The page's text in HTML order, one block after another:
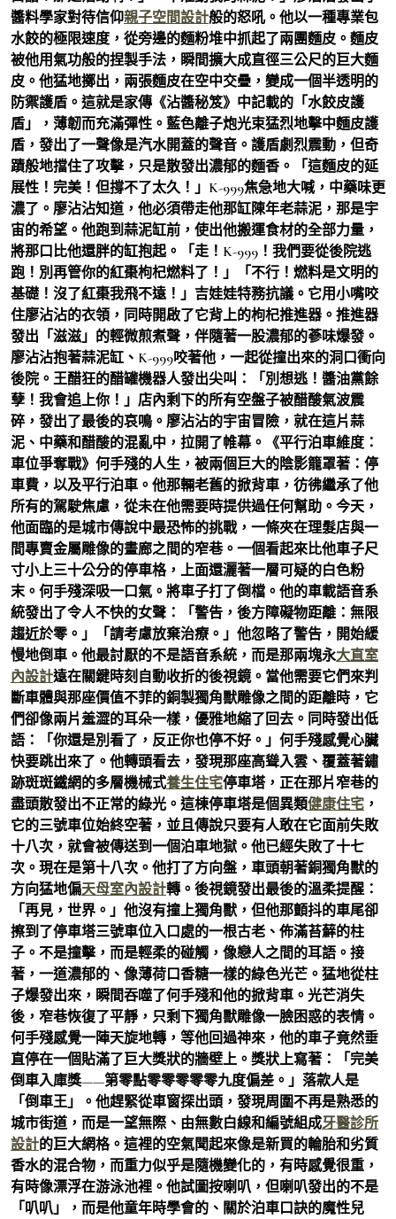
醬料學家對待信仰親子空間設計般的怒吼。他以一種專業包
水餃的極限速度，從旁邊的麵粉堆中抓起了兩團麵皮。麵皮
被他用氣功般的捏製手法，瞬間擴大成直徑三公尺的巨大麵
皮。他猛地擲出，兩張麵皮在空中交疊，變成一個半透明的
防禦護盾。這就是家傳《沾醬秘笈》中記載的「水餃皮護
盾」，薄韌而充滿彈性。藍色離子炮光束猛烈地擊中麵皮護
盾，發出了一聲像是汽水開蓋的聲音。護盾劇烈震動，但奇
蹟般地擋住了攻擊，只是散發出濃郁的麵香。「這麵皮的延
展性！完美！但撐不了太久！」K-999焦急地大喊，中藥味更
濃了。廖沾沾知道，他必須帶走他那缸陳年老蒜泥，那是宇
宙的希望。他跑到蒜泥缸前，使出他搬運食材的全部力量，
將那口比他還胖的缸抱起。「走！K-999！我們要從後院逃
跑！別再管你的紅棗枸杞燃料了！」「不行！燃料是文明的
基礎！沒了紅棗我飛不遠！」吉娃娃特務抗議。它用小嘴咬
住廖沾沾的衣領，同時開啟了它背上的枸杞推進器。推進器
發出「滋滋」的輕微煎煮聲，伴隨著一股濃郁的蔘味爆發。
廖沾沾抱著蒜泥缸、K-999咬著他，一起從撞出來的洞口衝向
後院。王醋狂的醋罐機器人發出尖叫：「別想逃！醬油黨餘
孽！我會追上你！」店內剩下的所有空盤子被醋酸氣波震
碎，發出了最後的哀鳴。廖沾沾的宇宙冒險，就在這片蒜
泥、中藥和醋酸的混亂中，拉開了帷幕。《平行泊車維度：
車位爭奪戰》何手殘的人生，被兩個巨大的陰影籠罩著：停
車費，以及平行泊車。他那輛老舊的掀背車，彷彿繼承了他
所有的駕駛焦慮，從未在他需要時提供過任何幫助。今天，
他面臨的是城市傳說中最恐怖的挑戰，一條夾在理髮店與一
間專賣金屬雕像的畫廊之間的窄巷。一個看起來比他車子尺
寸小上三十公分的停車格，上面還灑著一層可疑的白色粉
末。何手殘深吸一口氣。將車子打了倒檔。他的車載語音系
統發出了令人不快的女聲：「警告，後方障礙物距離：無限
趨近於零。」「請考慮放棄治療。」他忽略了警告，開始緩
慢地倒車。他最討厭的不是語音系統，而是那兩塊永大直室
內設計遠在關鍵時刻自動收折的後視鏡。當他需要它們來判
斷車體與那座價值不菲的銅製獨角獸雕像之間的距離時，它
們卻像兩片羞澀的耳朵一樣，優雅地縮了回去。同時發出低
語：「你還是別看了，反正你也停不好。」何手殘感覺心臟
快要跳出來了。他轉頭看去，發現那座高聳入雲、覆蓋著鏽
跡斑斑鐵網的多層機械式養生住宅停車塔，正在那片窄巷的
盡頭散發出不正常的綠光。這棟停車塔是個異類健康住宅 ，
它的三號車位始終空著，並且傳說只要有人敢在它面前失敗
十八次，就會被傳送到一個泊車地獄。他已經失敗了十七
次。現在是第十八次。他打了方向盤，車頭朝著銅獨角獸的
方向猛地偏天母室內設計轉。後視鏡發出最後的溫柔提醒：
「再見，世界。」他沒有撞上獨角獸，但他那顫抖的車尾卻
擦到了停車塔三號車位入口處的一根古老、佈滿苔蘚的柱
子。不是撞擊，而是輕柔的碰觸，像戀人之間的耳語。接
著，一道濃郁的、像薄荷口香糖一樣的綠色光芒。猛地從柱
子爆發出來，瞬間吞噬了何手殘和他的掀背車。光芒消失
後，窄巷恢復了平靜，只剩下獨角獸雕像一臉困惑的表情。
何手殘感覺一陣天旋地轉，等他回過神來，他的車子竟然垂
直停在一個貼滿了巨大獎狀的牆壁上。獎狀上寫著：「完美
倒車入庫獎——第零點零零零零零九度偏差。」落款人是
「倒車王」。他趕緊從車窗探出頭，發現周圍不再是熟悉的
城市街道，而是一望無際、由無數白線和編號組成牙醫診所
設計的巨大網格。這裡的空氣聞起來像是新買的輪胎和劣質
香水的混合物，而重力似乎是隨機變化的，有時感覺很重，
有時像漂浮在游泳池裡。他試圖按喇叭，但喇叭發出的不是
「叭叭」，而是他童年時學會的、關於泊車口訣的魔性兒